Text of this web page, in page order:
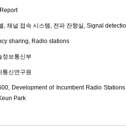
, 채널 접속 시스템, 전파 잔향실, Signal
sharing, Radio stations
정보통신부
통신연구원
Development of Incumbent Radio
Park